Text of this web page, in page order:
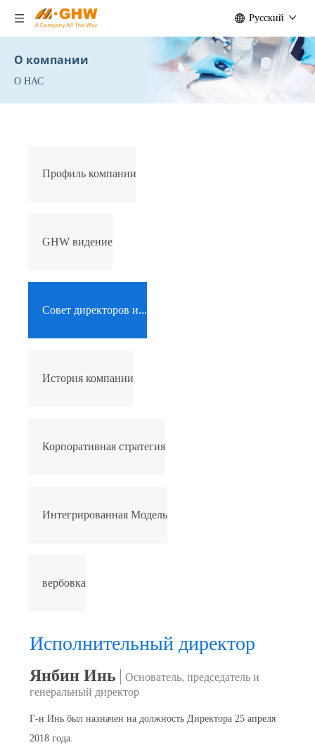
Pусский
О компании
О НАС
Профиль компании
GHW видение
Совет директоров и...
История компании
Корпоративная стратегия
Интегрированная Модель
вербовка
Исполнительный директор
Янбин Инь | Основатель, председатель и
генеральный директор
Г-н Инь был назначен на должность Директора 25 апреля
2018года.